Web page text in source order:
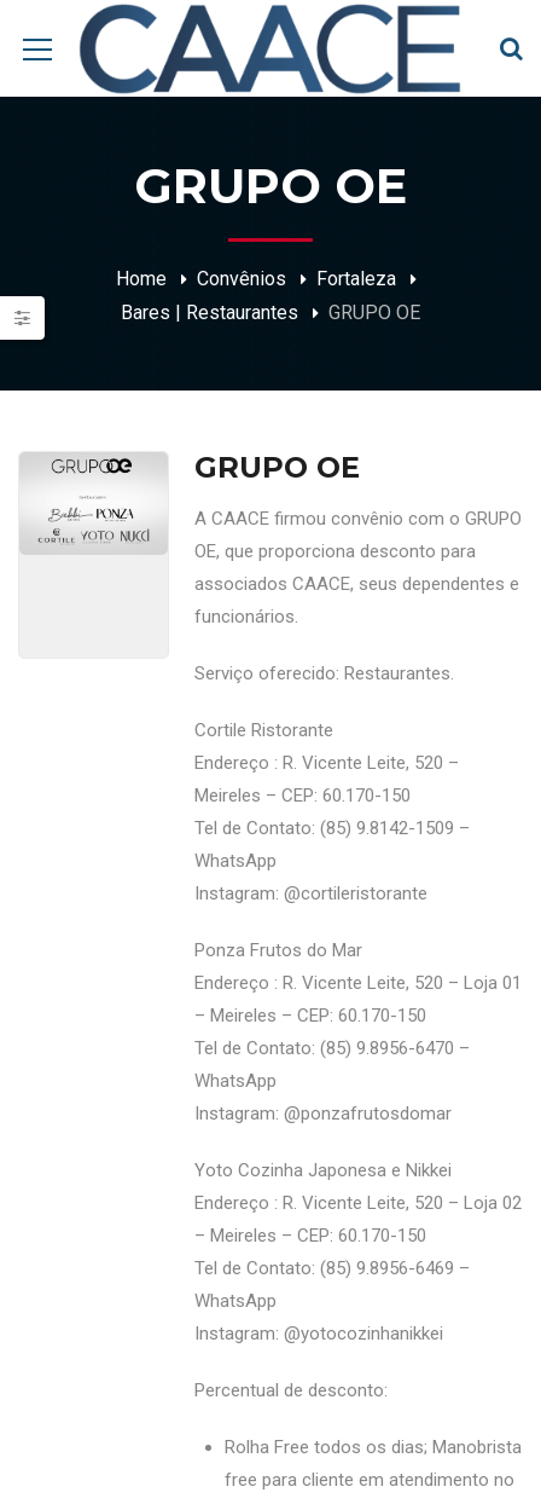
GRUPO OE
Home Convênios
Fortaleza
Bares | Restaurantes
GRUPO OE
GRUPO OE
A CAACE firmou convênio com o GRUPO
OE, que proporciona desconto para
associados CAACE, seus dependentes e
funcionários.
Serviço oferecido: Restaurantes.
Cortile Ristorante
Endereço : R. Vicente Leite, 520 –
Meireles – CEP: 60.170-150
Tel de Contato: (85) 9.8142-1509 –
WhatsApp
Instagram: @‌cortileristorante
Ponza Frutos do Mar
Endereço : R. Vicente Leite, 520 – Loja 01
– Meireles – CEP: 60.170-150
Tel de Contato: (85) 9.8956-6470 –
WhatsApp
Instagram: @‌ponzafrutosdomar
Yoto Cozinha Japonesa e Nikkei
Endereço : R. Vicente Leite, 520 – Loja 02
– Meireles – CEP: 60.170-150
Tel de Contato: (85) 9.8956-6469 –
WhatsApp
Instagram: @‌yotocozinhanikkei
Percentual de desconto:
Rolha Free todos os dias; Manobrista
free para cliente em atendimento no